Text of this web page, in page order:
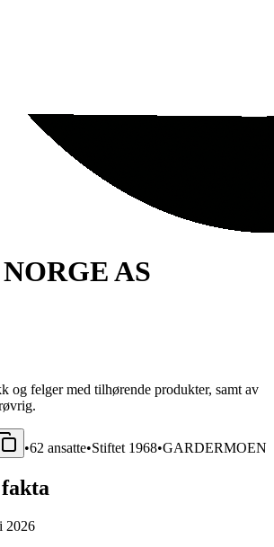
AS
og felger med tilhørende produkter, samt av
•62 ansatte•Stiftet 1968•GARDERMOEN
2026